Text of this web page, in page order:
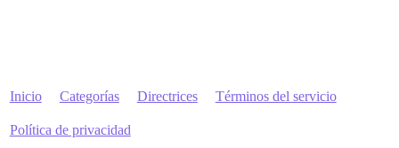
Inicio Categorías Directrices Términos del servicio
Política de privacidad